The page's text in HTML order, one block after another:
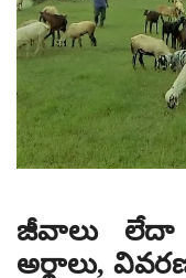
జీవాలు లేదా
అర్థాలు,